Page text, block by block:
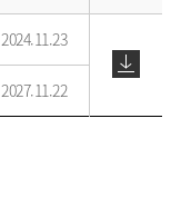
2024.11.23
2027.11.22